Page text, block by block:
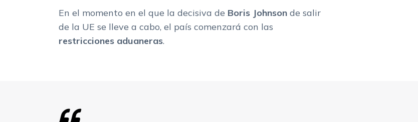
En el momento en el que la decisiva de Boris Johnson de salir
de la UE se lleve a cabo, el país comenzará con las
restricciones aduaneras.